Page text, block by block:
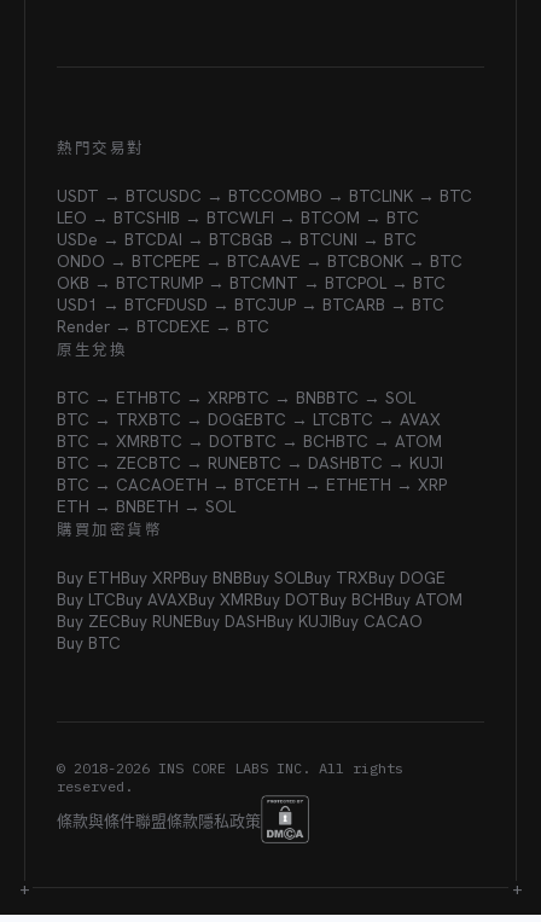
熱門交易對
USDT → BTCUSDC → BTCCOMBO → BTCLINK → BTC
LEO → BTCSHIB → BTCWLFI → BTCOM → BTC
USDe → BTCDAI → BTCBGB → BTCUNI → BTC
ONDO → BTCPEPE → BTCAAVE → BTCBONK → BTC
OKB → BTCTRUMP → BTCMNT → BTCPOL → BTC
USD1 → BTCFDUSD → BTCJUP → BTCARB → BTC
Render → BTCDEXE → BTC
原生兌換
BTC → ETHBTC → XRPBTC → BNBBTC → SOL
BTC → TRXBTC → DOGEBTC → LTCBTC → AVAX
BTC → XMRBTC → DOTBTC → BCHBTC → ATOM
BTC → ZECBTC → RUNEBTC → DASHBTC → KUJI
BTC → CACAOETH → BTCETH → ETHETH → XRP
ETH → BNBETH → SOL
購買加密貨幣
Buy ETHBuy XRPBuy BNBBuy SOLBuy TRXBuy DOGE
Buy LTCBuy AVAXBuy XMRBuy DOTBuy BCHBuy ATOM
Buy ZECBuy RUNEBuy DASHBuy KUJIBuy CACAO
Buy BTC
© 2018-2026 INS CORE LABS INC. All rights
reserved.
條款與條件聯盟條款隱私政策